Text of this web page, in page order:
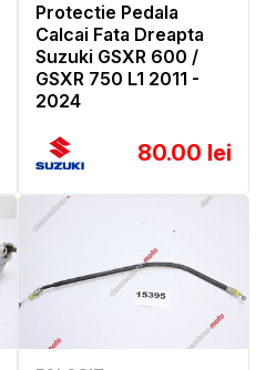
Protectie Pedala
Calcai Fata Dreapta
Suzuki GSXR 600 /
GSXR 750 L1 2011 -
2024
80.00 lei